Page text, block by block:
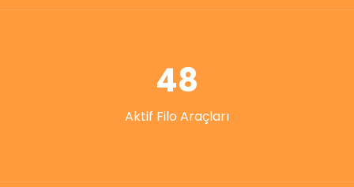
48
Aktif Filo Araçları